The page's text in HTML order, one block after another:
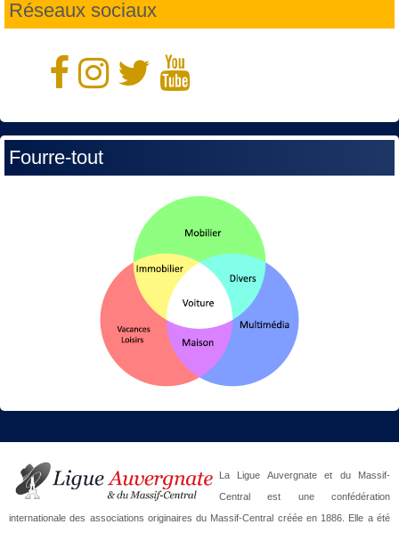
Réseaux sociaux
Fourre-tout
La Ligue Auvergnate et du Massif-
Central est une confédération
internationale des associations originaires du Massif-Central créée en 1886. Elle a été